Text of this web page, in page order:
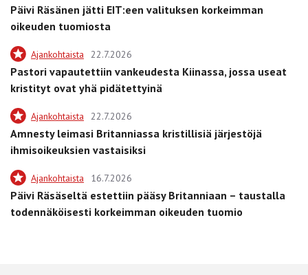
Päivi Räsänen jätti EIT:een valituksen korkeimman
oikeuden tuomiosta
Ajankohtaista 22.7.2026
Pastori vapautettiin vankeudesta Kiinassa, jossa useat
kristityt ovat yhä pidätettyinä
Ajankohtaista 22.7.2026
Amnesty leimasi Britanniassa kristillisiä järjestöjä
ihmisoikeuksien vastaisiksi
Ajankohtaista 16.7.2026
Päivi Räsäseltä estettiin pääsy Britanniaan – taustalla
todennäköisesti korkeimman oikeuden tuomio